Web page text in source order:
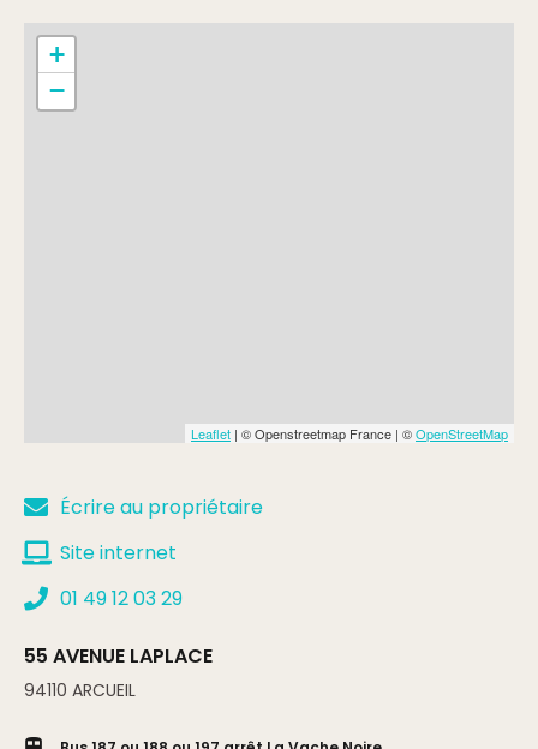
+
−
Leaflet | © Openstreetmap France | ©OpenStreetMap
Écrire au propriétaire
Site internet
01 49 12 03 29
55 AVENUE LAPLACE
94110 ARCUEIL